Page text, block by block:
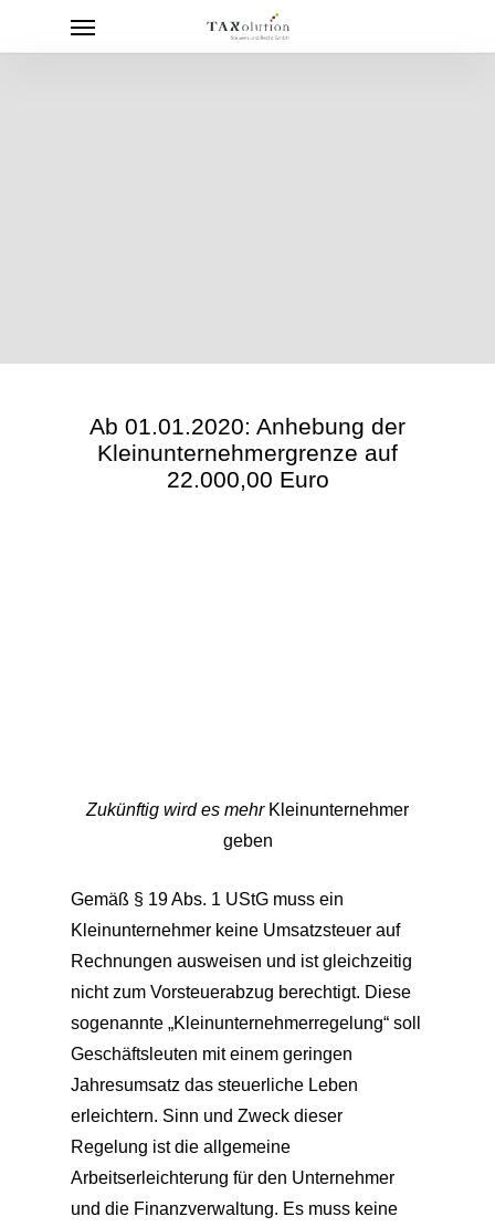
Menu
Ab 01.01.2020: Anhebung der
Kleinunternehmergrenze auf
22.000,00 Euro
Zukünftig wird es mehr Kleinunternehmer
geben
Gemäß § 19 Abs. 1 UStG muss ein
Kleinunternehmer keine Umsatzsteuer auf
Rechnungen ausweisen und ist gleichzeitig
nicht zum Vorsteuerabzug berechtigt. Diese
sogenannte „Kleinunternehmerregelung“ soll
Geschäftsleuten mit einem geringen
Jahresumsatz das steuerliche Leben
erleichtern. Sinn und Zweck dieser
Regelung ist die allgemeine
Arbeitserleichterung für den Unternehmer
und die Finanzverwaltung. Es muss keine